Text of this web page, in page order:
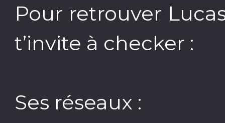
Pour retrouver
t’invite à checker :
Ses réseaux :